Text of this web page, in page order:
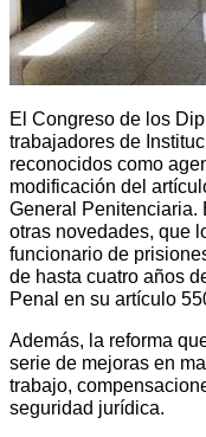
El Congreso de los
trabajadores de
reconocidos como
modificación del
General Penitenciaria.
otras novedades, que
funcionario de
de hasta cuatro años
Penal en su artículo
Además, la reforma
serie de mejoras en
trabajo,
seguridad jurídica.